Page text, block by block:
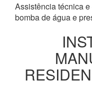
Assistência técnica
bomba de água e